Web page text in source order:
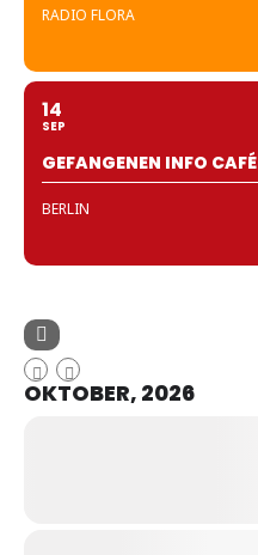
RADIO FLORA
14
SEP
GEFANGENEN INFO CAFÉ
BERLIN
OKTOBER, 2026